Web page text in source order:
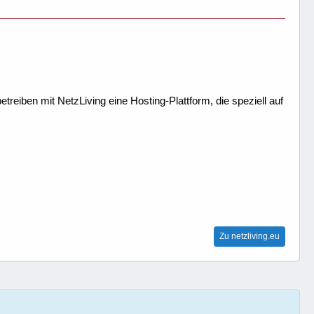
mit NetzLiving eine Hosting-Plattform, die speziell auf
Zu netzliving.eu